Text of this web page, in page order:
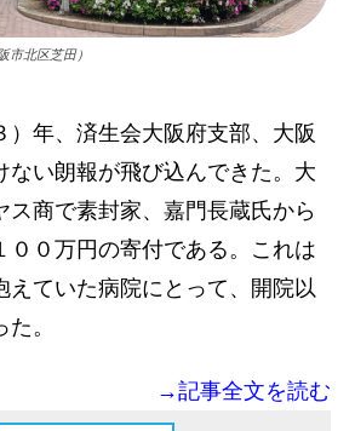
市北区芝田）
）年、済生会大阪府支部、大阪
ない朗報が飛び込んできた。大
ス商で素封家、嘉門長蔵氏から
００万円の寄付である。これは
えていた病院にとって、開院以
。
→記事全文を読む